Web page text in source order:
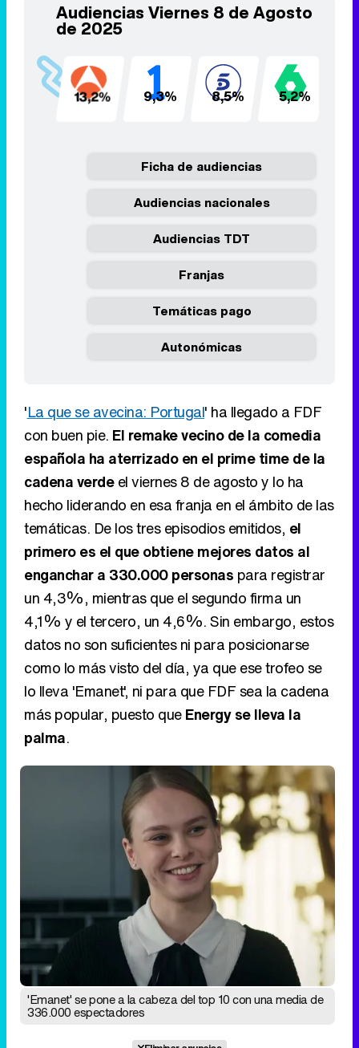
Audiencias Viernes 8 de Agosto
de 2025
13,2% 9,3% 8,5% 5,2%
Ficha de audiencias
Audiencias nacionales
Audiencias TDT
Franjas
Temáticas pago
Autonómicas
'La que se avecina: Portugal' ha llegado a FDF
con buen pie. El remake vecino de la comedia
española ha aterrizado en el prime time de la
cadena verdeel viernes 8 de agosto y lo ha
hecho liderando en esa franja en el ámbito de las
temáticas. De los tres episodios emitidos, el
primero es el que obtiene mejores datos al
enganchar a 330.000 personas para registrar
un 4,3%, mientras que el segundo firma un
4,1% y el tercero, un 4,6%. Sin embargo, estos
datos no son suficientes ni para posicionarse
como lo más visto del día, ya que ese trofeo se
lo lleva 'Emanet', ni para que FDF sea la cadena
más popular, puesto queEnergy se lleva la
palma.
'Emanet' se pone a la cabeza del top 10 con una media de
336.000 espectadores